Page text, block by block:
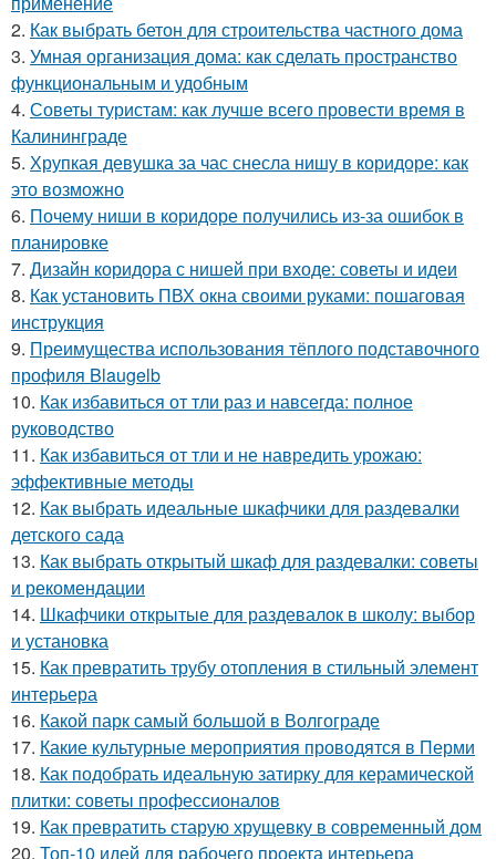
2. Как выбрать бетон для строительства частного дома
3. Умная организация дома: как сделать пространство
функциональным и удобным
4. Советы туристам: как лучше всего провести время в
Калининграде
5. Хрупкая девушка за час снесла нишу в коридоре: как
это возможно
6. Почему ниши в коридоре получились из-за ошибок в
планировке
7. Дизайн коридора с нишей при входе: советы и идеи
8. Как установить ПВХ окна своими руками: пошаговая
инструкция
9. Преимущества использования тёплого подставочного
профиля Blaugelb
10. Как избавиться от тли раз и навсегда: полное
руководство
11. Как избавиться от тли и не навредить урожаю:
эффективные методы
12. Как выбрать идеальные шкафчики для раздевалки
детского сада
13. Как выбрать открытый шкаф для раздевалки: советы
и рекомендации
14. Шкафчики открытые для раздевалок в школу: выбор
и установка
15. Как превратить трубу отопления в стильный элемент
интерьера
16. Какой парк самый большой в Волгограде
17. Какие культурные мероприятия проводятся в Перми
18. Как подобрать идеальную затирку для керамической
плитки: советы профессионалов
19. Как превратить старую хрущевку в современный дом
20. Топ-10 идей для рабочего проекта интерьера